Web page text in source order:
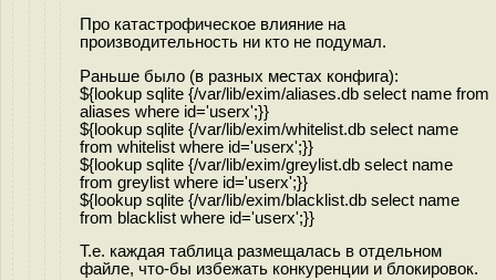
Про катастрофическое влияние на
производительность ни кто не подумал.
Раньше было (в разных местах конфига):
${lookup sqlite {/var/lib/exim/aliases.db select name from
aliases where id='userx';}}
${lookup sqlite {/var/lib/exim/whitelist.db select name
from whitelist where id='userx';}}
${lookup sqlite {/var/lib/exim/greylist.db select name
from greylist where id='userx';}}
${lookup sqlite {/var/lib/exim/blacklist.db select name
from blacklist where id='userx';}}
Т.е. каждая таблица размещалась в отдельном
файле, что-бы избежать конкуренции и блокировок.